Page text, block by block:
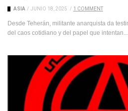
ASIA / JUNIO 18, 2025 / 1 COMMENT
Desde Teherán, militante anarquista da
del caos cotidiano y del papel que intentan...